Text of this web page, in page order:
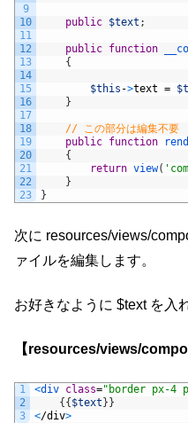
9
10
11
12
13
14
15
16
17
18
19
20
21
22
23
public $text ;
public function
{
$this ->text =
}
// この部分は編集不要
public function
{
return view(
}
}
次に resources/views/
ァイルを編集します。
お好きなように $text を入
【resources/views/
1
2
3
<div class="border px-4
{{$text}}
</div>